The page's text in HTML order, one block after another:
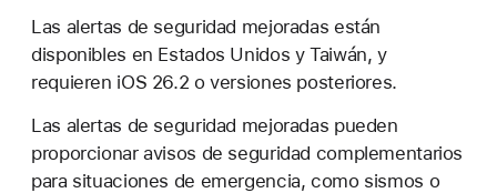
Las alertas de seguridad mejoradas están
disponibles en Estados Unidos y Taiwán, y
requieren iOS 26.2 o versiones posteriores.
Las alertas de seguridad mejoradas pueden
proporcionar avisos de seguridad complementarios
para situaciones de emergencia, como sismos o